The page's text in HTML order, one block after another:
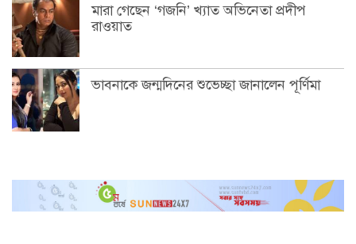
মারা গেছেন ‘গজনি’ খ্যাত অভিনেতা প্রদীপ
রাওয়াত
ভাবনাকে জন্মদিনের শুভেচ্ছা জানালেন পূর্ণিমা